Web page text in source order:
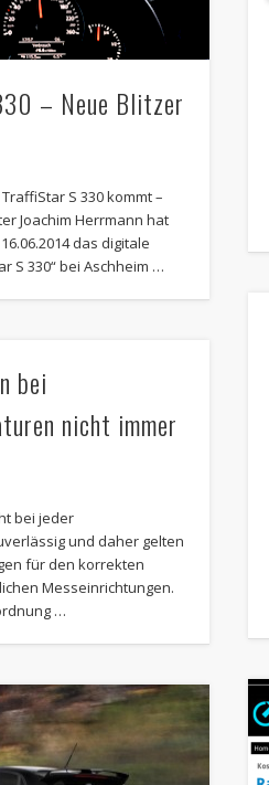
– Neue Blitzer
S 330 kommt –
Joachim Herrmann hat
das digitale
S 330“ bei Aschheim …
bei
nicht immer
bei jeder
und daher gelten
für den korrekten
Messeinrichtungen.
…